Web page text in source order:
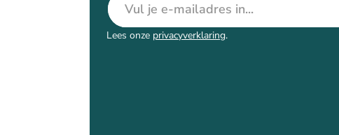
Lees onze privacyverklaring.